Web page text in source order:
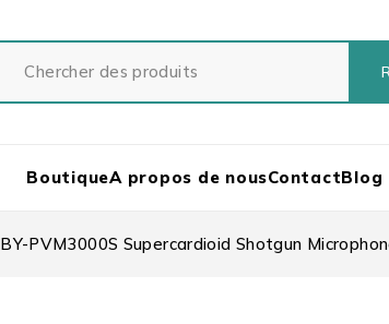
BoutiqueA propos de nousContactBlog
BY-PVM3000S Supercardioid Shotgun